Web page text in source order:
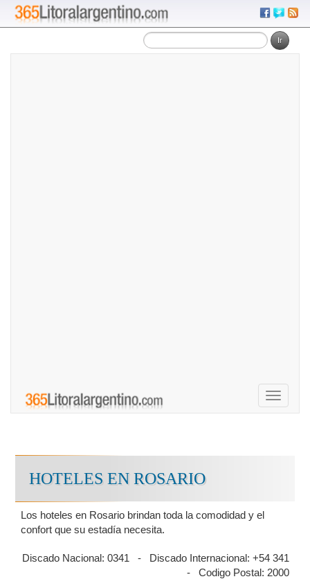
Toggle
HOTELES EN ROSARIO
Los hoteles en Rosario brindan toda la comodidad y el
confort que su estadía necesita.
Discado Nacional: 0341 - Discado Internacional: +54 341
- Codigo Postal: 2000